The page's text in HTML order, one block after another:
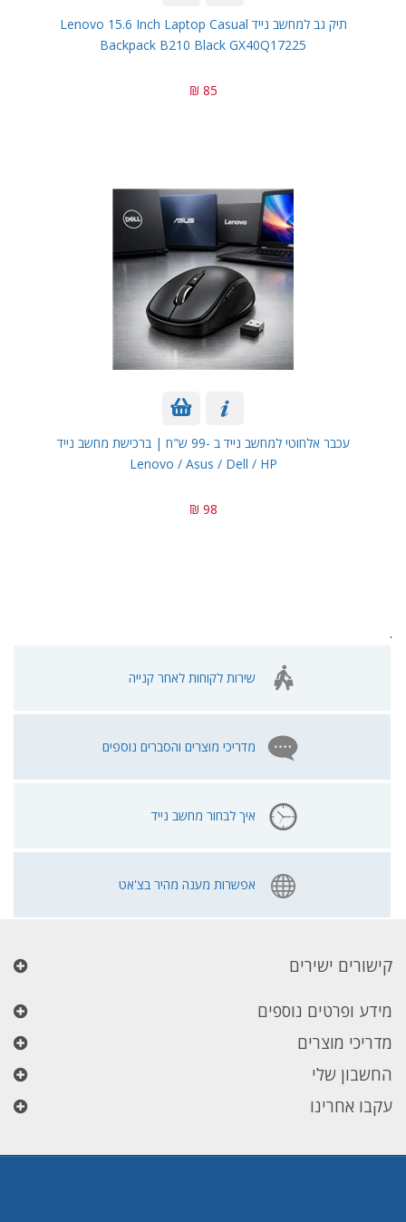
תיק גב למחשב נייד Lenovo 15.6 Inch Laptop Casual
Backpack B210 Black GX40Q17225
85 ₪
עכבר אלחוטי למחשב נייד ב -99 ש"ח | ברכישת מחשב נייד
Lenovo / Asus / Dell / HP
98 ₪
.
שירות לקוחות לאחר קנייה
מדריכי מוצרים והסברים נוספים
איך לבחור מחשב נייד
אפשרות מענה מהיר בצ'אט
קישורים ישירים
מידע ופרטים נוספים
מדריכי מוצרים
החשבון שלי
עקבו אחרינו